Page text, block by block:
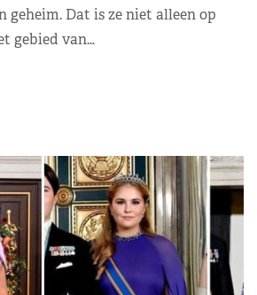
geheim. Dat is ze niet alleen op
gebied van…